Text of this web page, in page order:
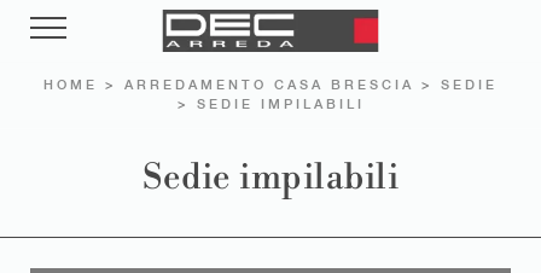
HOME > ARREDAMENTO CASA BRESCIA > SEDIE
> SEDIE IMPILABILI
Sedie impilabili